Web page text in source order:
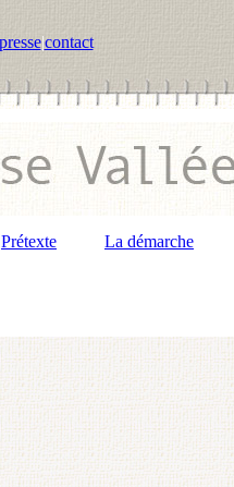
presse|contact
Prétexte La démarche